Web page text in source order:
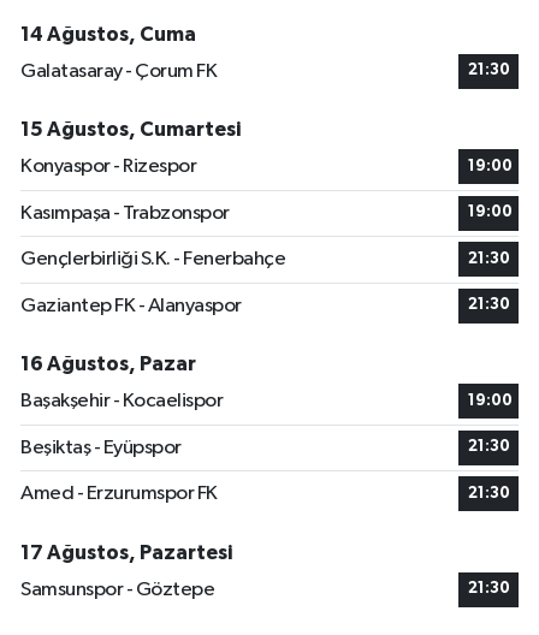
14 Ağustos, Cuma
Galatasaray - Çorum FK
21:30
15 Ağustos, Cumartesi
Konyaspor - Rizespor
19:00
Kasımpaşa - Trabzonspor 19:00
Gençlerbirliği S.K. - Fenerbahçe 21:30
Gaziantep FK - Alanyaspor 21:30
16 Ağustos, Pazar
Başakşehir - Kocaelispor
19:00
Beşiktaş - Eyüpspor 21:30
Amed - Erzurumspor FK 21:30
17 Ağustos, Pazartesi
Samsunspor - Göztepe
21:30